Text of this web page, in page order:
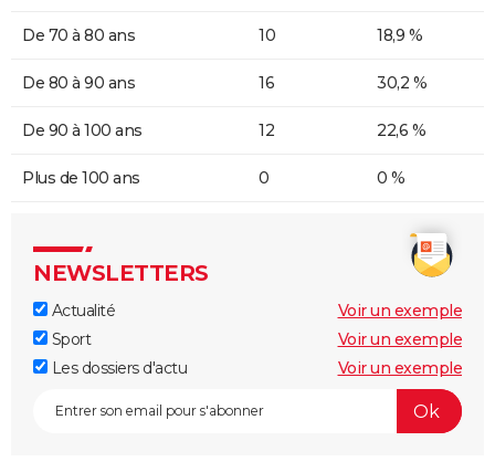
De 70 à 80 ans 10 18,9 %
De 80 à 90 ans 16 30,2 %
De 90 à 100 ans 12 22,6 %
Plus de 100 ans 0 0 %
NEWSLETTERS
Actualité
Voir un exemple
Sport
Voir un exemple
Les dossiers d'actu
Voir un exemple